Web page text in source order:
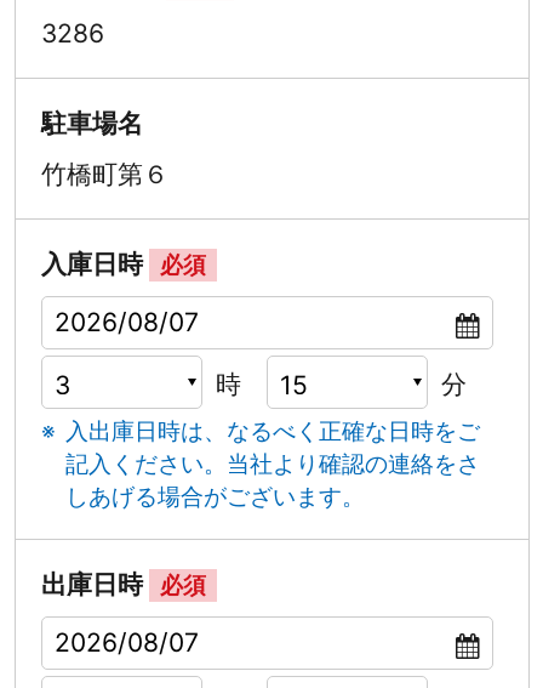
3286
駐車場名
竹橋町第６
入庫日時 必須
時 分
入出庫日時は、なるべく正確な日時をご
記入ください。 当社より確認の連絡をさ
しあげる場合がございます。
出庫日時 必須